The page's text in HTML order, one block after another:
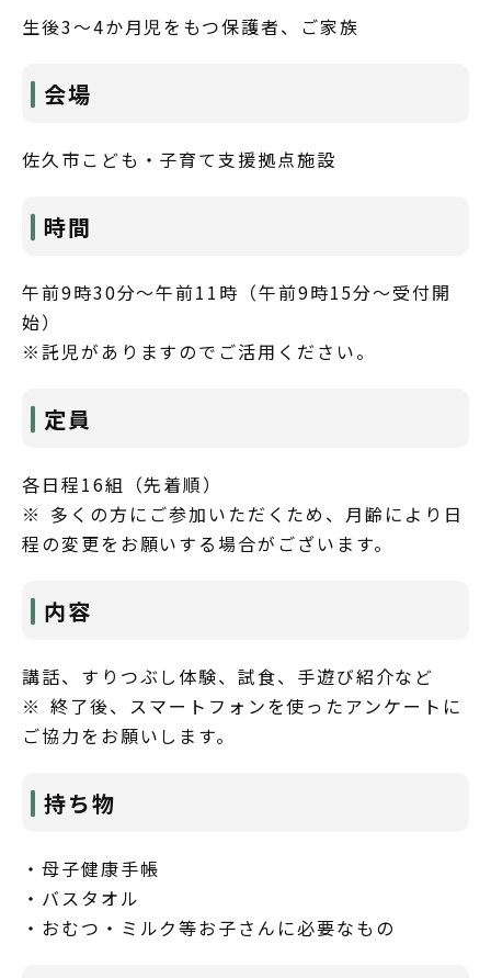
生後3～4か月児をもつ保護者、ご家族
会場
佐久市こども・子育て支援拠点施設
時間
午前9時30分～午前11時（午前9時15分～受付開
始）
※託児がありますのでご活用ください。
定員
各日程16組（先着順）
※ 多くの方にご参加いただくため、月齢により日
程の変更をお願いする場合がございます。
内容
講話、すりつぶし体験、試食、手遊び紹介など
※ 終了後、スマートフォンを使ったアンケートに
ご協力をお願いします。
持ち物
・母子健康手帳
・バスタオル
・おむつ・ミルク等お子さんに必要なもの